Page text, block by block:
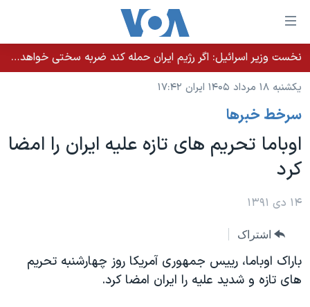
لینکهای
قابل
دسترسی
جهش
محتوای
اصلی
جهش
صفحه
جهش
جستجو
خانه
نسخه سبک وب‌سایت
موضوع ها
ایران
آمریکا
جهان
ویژه برنامه‌ها
برنامه های تلویزیونی
جدول برنامه ها
صفحه‌های ویژه
۲۵۰سالگی آمریکا
فرکانس‌های صدای آمریکا
یادگیری زبان انگلیسی
نخست وزیر اسرائيل: اگر رژیم ایران حمله کند ضربه سختی خواهد خورد
یکشنبه ۱۸ مرداد ۱۴۰۵ ایران ۱۷:۴۲
سرخط خبرها
اوباما تحریم های تازه علیه ایران را امضا
کرد
۱۴ دی ۱۳۹۱
اشتراک
باراک اوباما، رییس جمهوری آمریکا روز چهارشنبه تحریم
های تازه و شدید علیه را ایران امضا کرد.